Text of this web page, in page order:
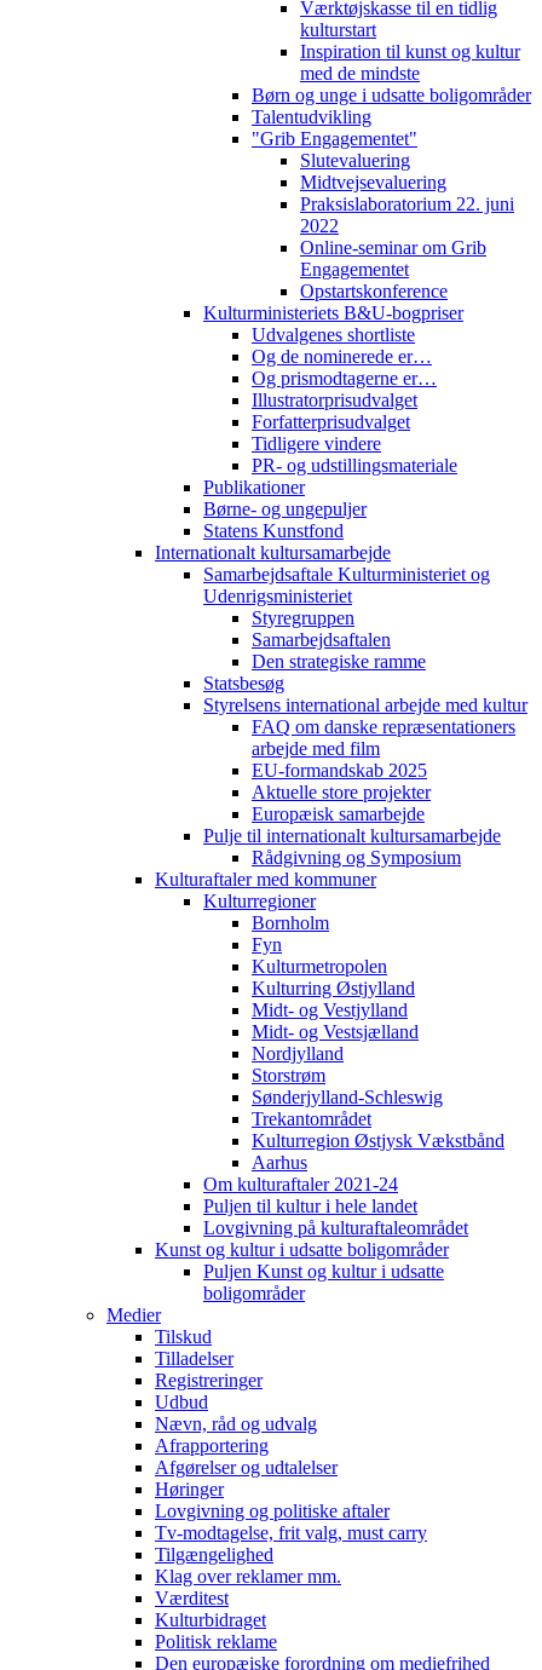
Værktøjskasse til en tidlig
kulturstart
Inspiration til kunst og kultur
med de mindste
Børn og unge i udsatte boligområder
Talentudvikling
"Grib Engagementet"
Slutevaluering
Midtvejsevaluering
Praksislaboratorium 22. juni
2022
Online-seminar om Grib
Engagementet
Opstartskonference
Kulturministeriets B&U-bogpriser
Udvalgenes shortliste
Og de nominerede er…
Og prismodtagerne er…
Illustratorprisudvalget
Forfatterprisudvalget
Tidligere vindere
PR- og udstillingsmateriale
Publikationer
Børne- og ungepuljer
Statens Kunstfond
Internationalt kultursamarbejde
Samarbejdsaftale Kulturministeriet og
Udenrigsministeriet
Styregruppen
Samarbejdsaftalen
Den strategiske ramme
Statsbesøg
Styrelsens international arbejde med kultur
FAQ om danske repræsentationers
arbejde med film
EU-formandskab 2025
Aktuelle store projekter
Europæisk samarbejde
Pulje til internationalt kultursamarbejde
Rådgivning og Symposium
Kulturaftaler med kommuner
Kulturregioner
Bornholm
Fyn
Kulturmetropolen
Kulturring Østjylland
Midt- og Vestjylland
Midt- og Vestsjælland
Nordjylland
Storstrøm
Sønderjylland-Schleswig
Trekantområdet
Kulturregion Østjysk Vækstbånd
Aarhus
Om kulturaftaler 2021-24
Puljen til kultur i hele landet
Lovgivning på kulturaftaleområdet
Kunst og kultur i udsatte boligområder
Puljen Kunst og kultur i udsatte
boligområder
Medier
Tilskud
Tilladelser
Registreringer
Udbud
Nævn, råd og udvalg
Afrapportering
Afgørelser og udtalelser
Høringer
Lovgivning og politiske aftaler
Tv-modtagelse, frit valg, must carry
Tilgængelighed
Klag over reklamer mm.
Værditest
Kulturbidraget
Politisk reklame
Den europæiske forordning om mediefrihed